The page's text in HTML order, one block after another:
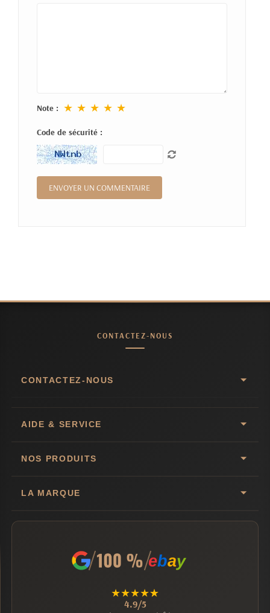
Note : ★ ★ ★ ★ ★
Code de sécurité :
CONTACTEZ-NOUS
CONTACTEZ-NOUS
AIDE & SERVICE
NOS PRODUITS
LA MARQUE
ebay
★★★★★
4.9/5